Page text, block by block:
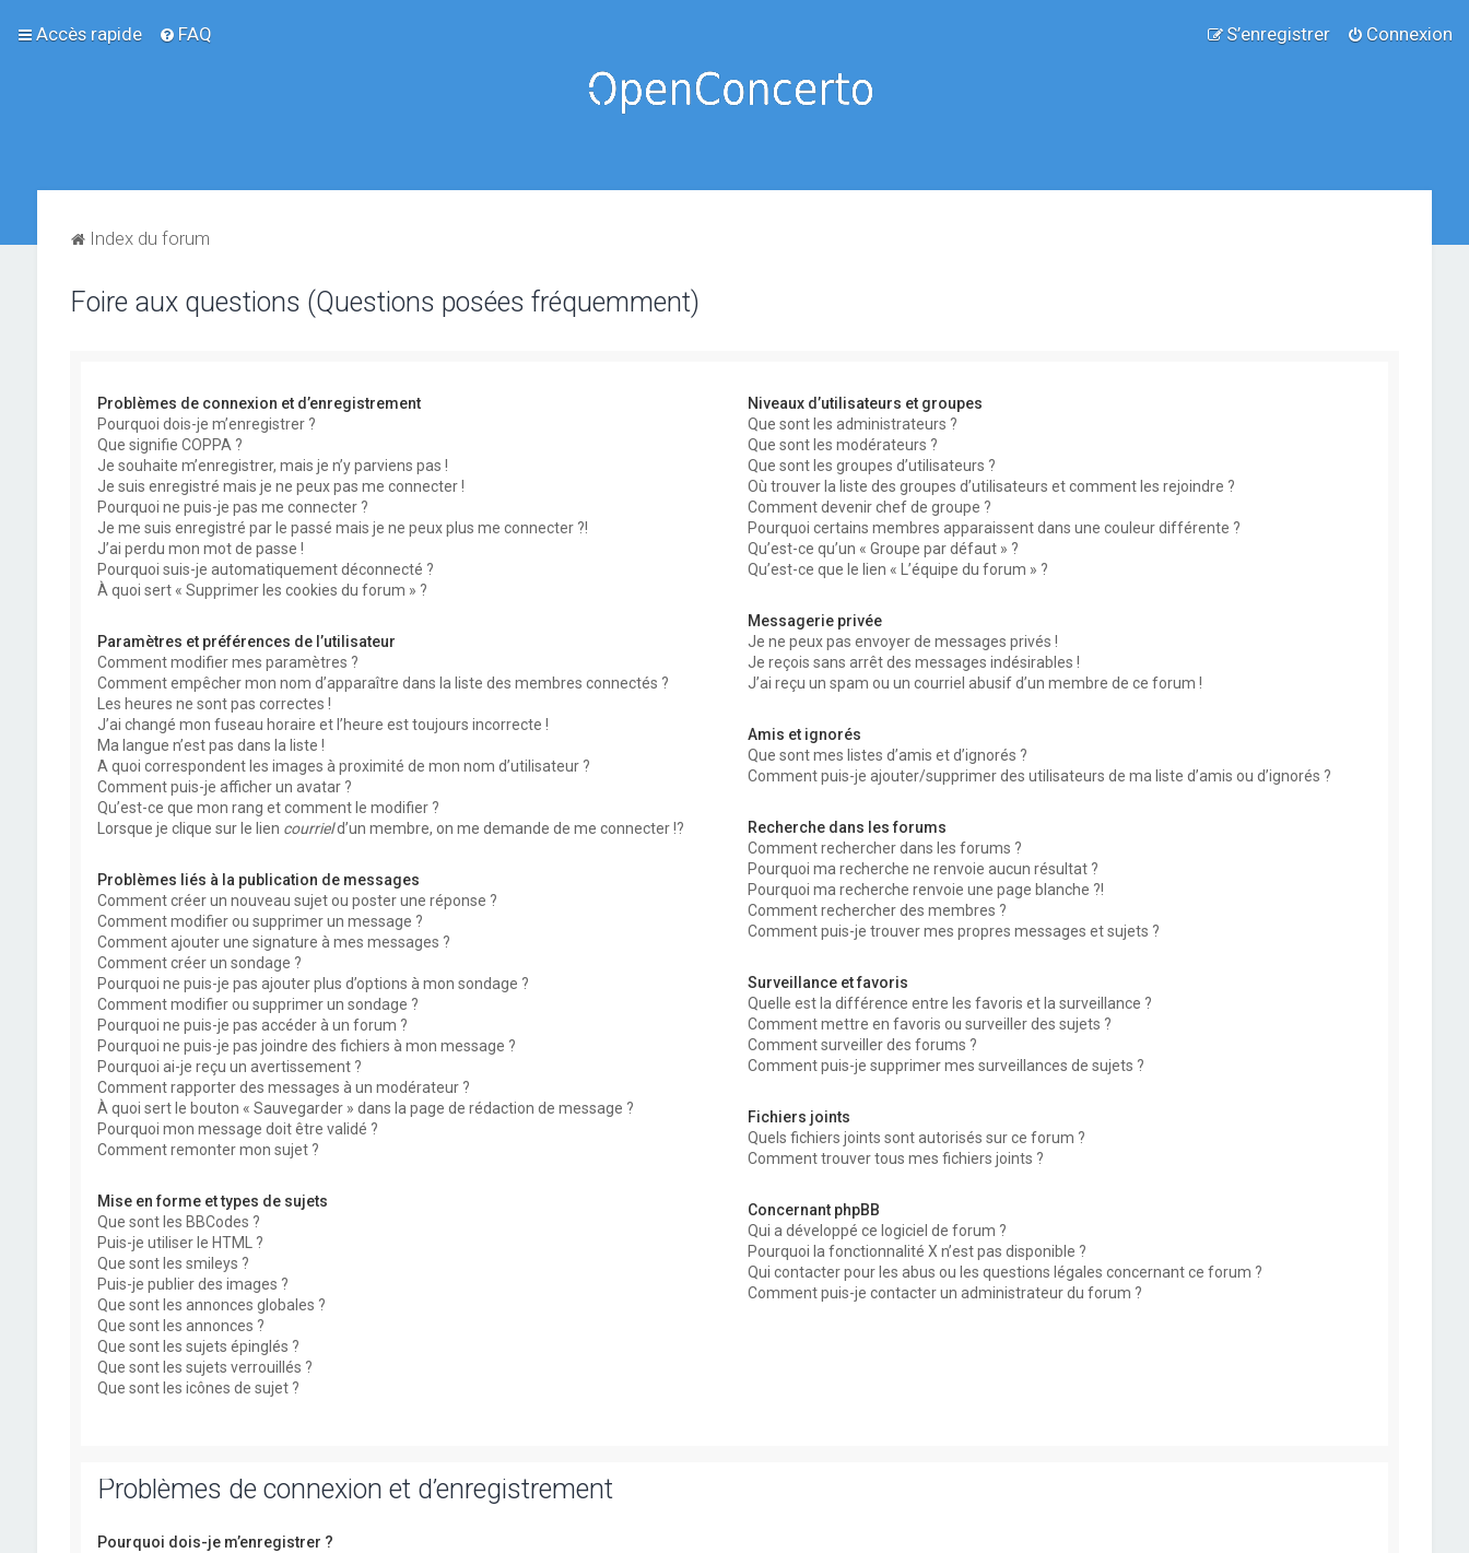
Accès rapide FAQ Connexion
S’enregistrer
Index du forum
Foire aux questions (Questions posées fréquemment)
Problèmes de connexion et d’enregistrement
Pourquoi dois-je m’enregistrer ?
Que signifie COPPA ?
Je souhaite m’enregistrer, mais je n’y parviens pas !
Je suis enregistré mais je ne peux pas me connecter !
Pourquoi ne puis-je pas me connecter ?
Je me suis enregistré par le passé mais je ne peux plus me connecter ?!
J’ai perdu mon mot de passe !
Pourquoi suis-je automatiquement déconnecté ?
À quoi sert « Supprimer les cookies du forum » ?
Paramètres et préférences de l’utilisateur
Comment modifier mes paramètres ?
Comment empêcher mon nom d’apparaître dans la liste des membres connectés ?
Les heures ne sont pas correctes !
J’ai changé mon fuseau horaire et l’heure est toujours incorrecte !
Ma langue n’est pas dans la liste !
A quoi correspondent les images à proximité de mon nom d’utilisateur ?
Comment puis-je afficher un avatar ?
Qu’est-ce que mon rang et comment le modifier ?
Lorsque je clique sur le lien courrield’un membre, on me demande de me connecter !?
Problèmes liés à la publication de messages
Comment créer un nouveau sujet ou poster une réponse ?
Comment modifier ou supprimer un message ?
Comment ajouter une signature à mes messages ?
Comment créer un sondage ?
Pourquoi ne puis-je pas ajouter plus d’options à mon sondage ?
Comment modifier ou supprimer un sondage ?
Pourquoi ne puis-je pas accéder à un forum ?
Pourquoi ne puis-je pas joindre des fichiers à mon message ?
Pourquoi ai-je reçu un avertissement ?
Comment rapporter des messages à un modérateur ?
À quoi sert le bouton « Sauvegarder » dans la page de rédaction de message ?
Pourquoi mon message doit être validé ?
Comment remonter mon sujet ?
Mise en forme et types de sujets
Que sont les BBCodes ?
Puis-je utiliser le HTML ?
Que sont les smileys ?
Puis-je publier des images ?
Que sont les annonces globales ?
Que sont les annonces ?
Que sont les sujets épinglés ?
Que sont les sujets verrouillés ?
Que sont les icônes de sujet ?
Niveaux d’utilisateurs et groupes
Que sont les administrateurs ?
Que sont les modérateurs ?
Que sont les groupes d’utilisateurs ?
Où trouver la liste des groupes d’utilisateurs et comment les rejoindre ?
Comment devenir chef de groupe ?
Pourquoi certains membres apparaissent dans une couleur différente ?
Qu’est-ce qu’un « Groupe par défaut » ?
Qu’est-ce que le lien « L’équipe du forum » ?
Messagerie privée
Je ne peux pas envoyer de messages privés !
Je reçois sans arrêt des messages indésirables !
J’ai reçu un spam ou un courriel abusif d’un membre de ce forum !
Amis et ignorés
Que sont mes listes d’amis et d’ignorés ?
Comment puis-je ajouter/supprimer des utilisateurs de ma liste d’amis ou d’ignorés ?
Recherche dans les forums
Comment rechercher dans les forums ?
Pourquoi ma recherche ne renvoie aucun résultat ?
Pourquoi ma recherche renvoie une page blanche ?!
Comment rechercher des membres ?
Comment puis-je trouver mes propres messages et sujets ?
Surveillance et favoris
Quelle est la différence entre les favoris et la surveillance ?
Comment mettre en favoris ou surveiller des sujets ?
Comment surveiller des forums ?
Comment puis-je supprimer mes surveillances de sujets ?
Fichiers joints
Quels fichiers joints sont autorisés sur ce forum ?
Comment trouver tous mes fichiers joints ?
Concernant phpBB
Qui a développé ce logiciel de forum ?
Pourquoi la fonctionnalité X n’est pas disponible ?
Qui contacter pour les abus ou les questions légales concernant ce forum ?
Comment puis-je contacter un administrateur du forum ?
Problèmes de connexion et d’enregistrement
Pourquoi dois-je m’enregistrer ?